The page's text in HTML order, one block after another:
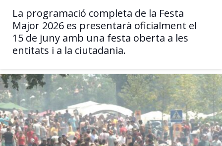
La programació completa de la Festa
Major 2026 es presentarà oficialment el
15 de juny amb una festa oberta a les
entitats i a la ciutadania.